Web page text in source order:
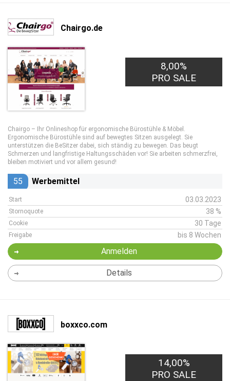
Chairgo.de
8,00%
PRO SALE
Chairgo – Ihr Onlineshop für ergonomische Bürostühle & Möbel.
Ergonomische Bürostühle sind auf bewegtes Sitzen ausgelegt. Sie
unterstützen die BeSitzer dabei, sich ständig zu bewegen. Das beugt
Schmerzen und langfristige Haltungsschäden vor! Sie arbeiten schmerzfrei,
bleiben motiviert und vor allem gesund!
55 Werbemittel
Start 03.03.2023
Stornoquote 38 %
Cookie 30 Tage
Freigabe bis 8 Wochen
Anmelden
Details
boxxco.com
14,00%
PRO SALE